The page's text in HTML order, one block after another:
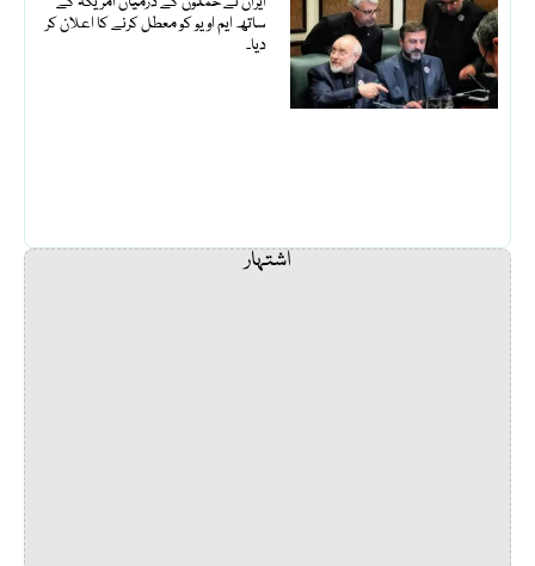
ساتھ ایم او یو کو معطل کرنے کا اعلان کر
دیا۔
اشتہار